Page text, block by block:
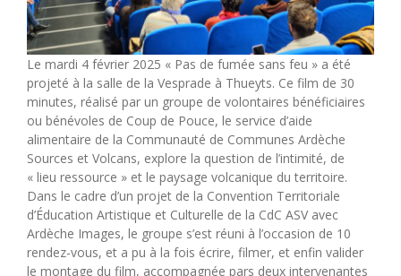
Le mardi 4 février 2025 « Pas de fumée sans feu » a été
projeté à la salle de la Vesprade à Thueyts. Ce film de 30
minutes, réalisé par un groupe de volontaires bénéficiaires
ou bénévoles de Coup de Pouce, le service d’aide
alimentaire de la Communauté de Communes Ardèche
Sources et Volcans, explore la question de l’intimité, de
« lieu ressource » et le paysage volcanique du territoire.
Dans le cadre d’un projet de la Convention Territoriale
d’Éducation Artistique et Culturelle de la CdC ASV avec
Ardèche Images, le groupe s’est réuni à l’occasion de 10
rendez-vous, et a pu à la fois écrire, filmer, et enfin valider
le montage du film, accompagnée pars deux intervenantes